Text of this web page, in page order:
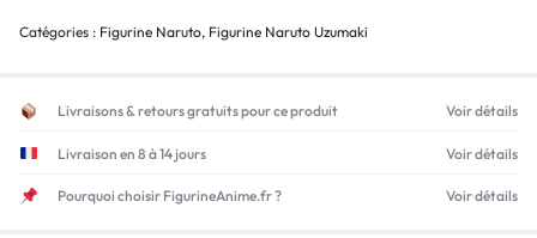
Catégories : Figurine Naruto, Figurine Naruto Uzumaki
Livraisons & retours gratuits pour ce produit Voir détails
Livraison en 8 à 14 jours Voir détails
Pourquoi choisir FigurineAnime.fr ? Voir détails